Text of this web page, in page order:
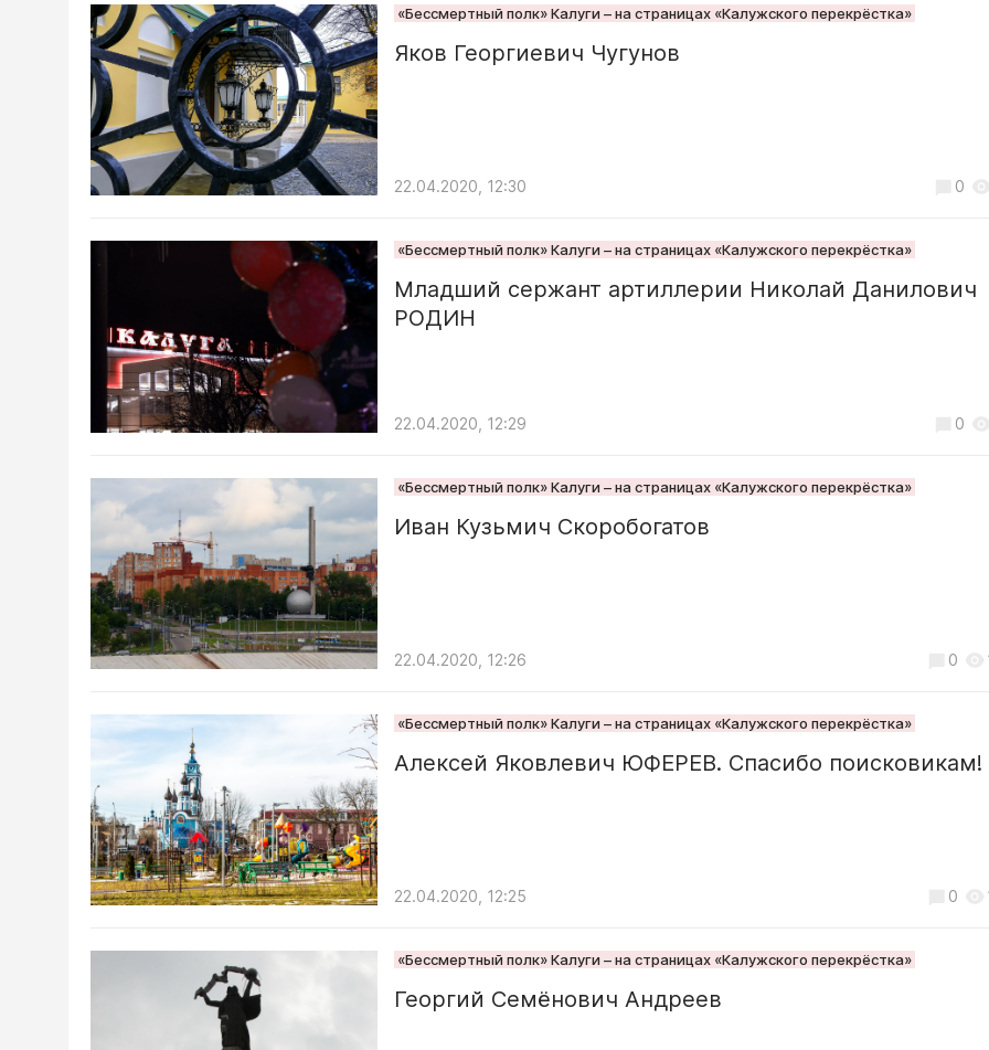
«Бессмертный полк» Калуги – на страницах «Калужского перекрёстка»
Яков Георгиевич Чугунов
22.04.2020, 12:30 0
«Бессмертный полк» Калуги – на страницах «Калужского перекрёстка»
Младший сержант артиллерии Николай Данилович
РОДИН
22.04.2020, 12:29 0
«Бессмертный полк» Калуги – на страницах «Калужского перекрёстка»
Иван Кузьмич Скоробогатов
22.04.2020, 12:26 0
«Бессмертный полк» Калуги – на страницах «Калужского перекрёстка»
Алексей Яковлевич ЮФЕРЕВ. Спасибо поисковикам!
22.04.2020, 12:25 0
«Бессмертный полк» Калуги – на страницах «Калужского перекрёстка»
Георгий Семёнович Андреев